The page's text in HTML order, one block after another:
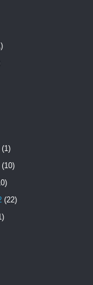
(1)
(10)
(22)